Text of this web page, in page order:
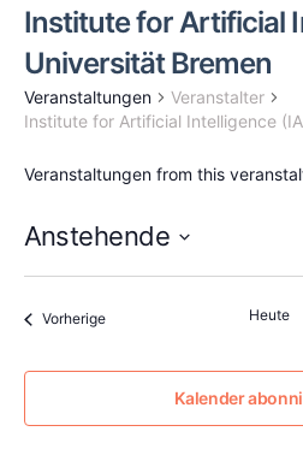
Institute for Artificial
Universität Bremen
Veranstaltungen
Veranstalter
Institute for Artificial Intelligence
Veranstaltungen from this
Anstehende
VorherigeVeranstaltungen Heute
Kalender